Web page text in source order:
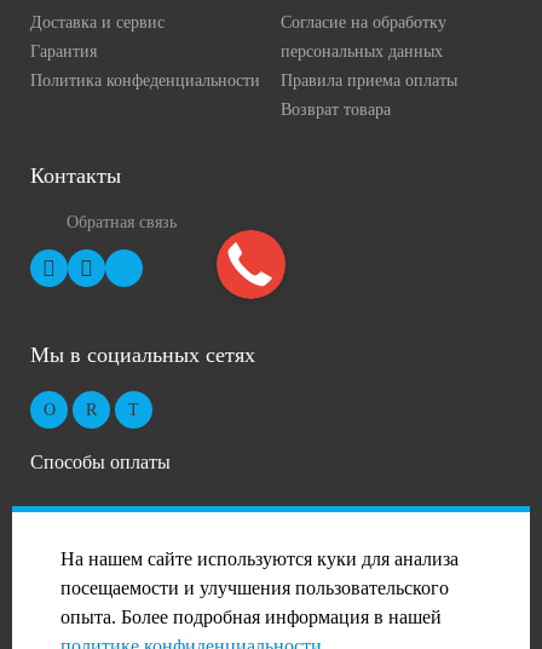
На нашем сайте используются куки для анализа
посещаемости и улучшения пользовательского
опыта. Более подробная информация в нашей
Доставка и сервис
Гарантия
Политика конфеденциальности
Согласие на обработку
персональных данных
Правила приема оплаты
Возврат товара
Контакты
Обратная связь
Мы в социальных сетях
Способы оплаты
2026 © Профиль-Сталь в Волгограде